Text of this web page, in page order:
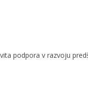
podpora v razvoju